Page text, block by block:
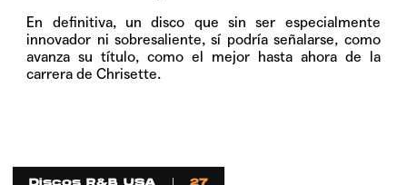
En definitiva, un disco que sin ser especialmente
innovador ni sobresaliente, sí podría señalarse, como
avanza su título, como el mejor hasta ahora de la
carrera de Chrisette.